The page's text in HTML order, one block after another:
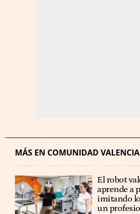
MÁS EN COMUNIDAD
El robot
aprende a
imitando
un